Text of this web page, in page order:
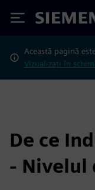
Siemens
Această pagină
Vizualizați în
De ce
- Nivelul